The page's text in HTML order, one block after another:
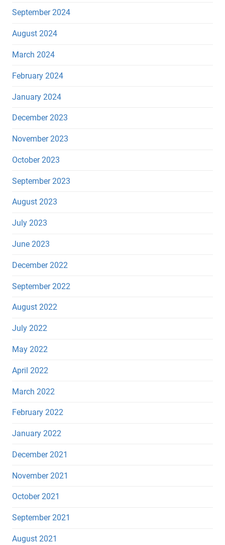
September 2024
August 2024
March 2024
February 2024
January 2024
December 2023
November 2023
October 2023
September 2023
August 2023
July 2023
June 2023
December 2022
September 2022
August 2022
July 2022
May 2022
April 2022
March 2022
February 2022
January 2022
December 2021
November 2021
October 2021
September 2021
August 2021